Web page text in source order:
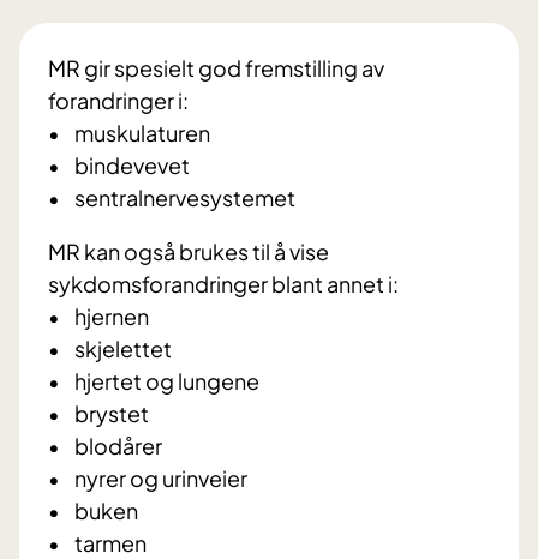
MR gir spesielt god fremstilling av
forandringer i:
• muskulaturen
• bindevevet
• sentralnervesystemet
MR kan også brukes til å vise
sykdomsforandringer blant annet i:
• hjernen
• skjelettet
• hjertet og lungene
• brystet
• blodårer
• nyrer og urinveier
• buken
• tarmen